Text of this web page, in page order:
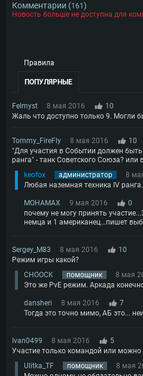
Комментарии (161 )
Новость больше не доступна для
Правила
ПОПУЛЯРНЫЕ
Felmyst 8 мая 2016
10
Жаль что доступно только 9. Могли
Tommy_FireFly 8 мая 2016
10
"Для участия в Событии должен
ранга" - танк Советского Союза?
keofox
администратор 8
Любая наземная техника IV ранга.
MOHAMAX 9 мая 2016
0
почему не могу принять
немца и 1 американец...пишет
Sergey_M83 8 мая 2016
10
Режим игры какой?
CHOOCK
помощник 8 мая
Это же PvE режим. Аркада
dansheri 8 мая 2016
7
Тогда это точно мимо, АБ это...
Ivan0499 8 мая 2016
5
Участие только командой или можно
Ulitka_TF
помощник 8 мая